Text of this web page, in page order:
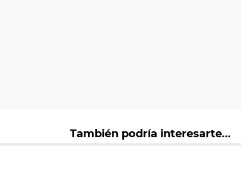
También podría interesarte...